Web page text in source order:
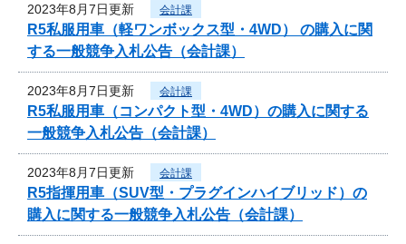
2023年8月7日更新 会計課
R5私服用車（軽ワンボックス型・4WD） の購入に関
する一般競争入札公告（会計課）
2023年8月7日更新 会計課
R5私服用車（コンパクト型・4WD）の購入に関する
一般競争入札公告（会計課）
2023年8月7日更新 会計課
R5指揮用車（SUV型・プラグインハイブリッド）の
購入に関する一般競争入札公告（会計課）